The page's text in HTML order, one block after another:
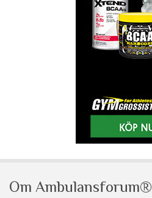
Om Ambulansforum®